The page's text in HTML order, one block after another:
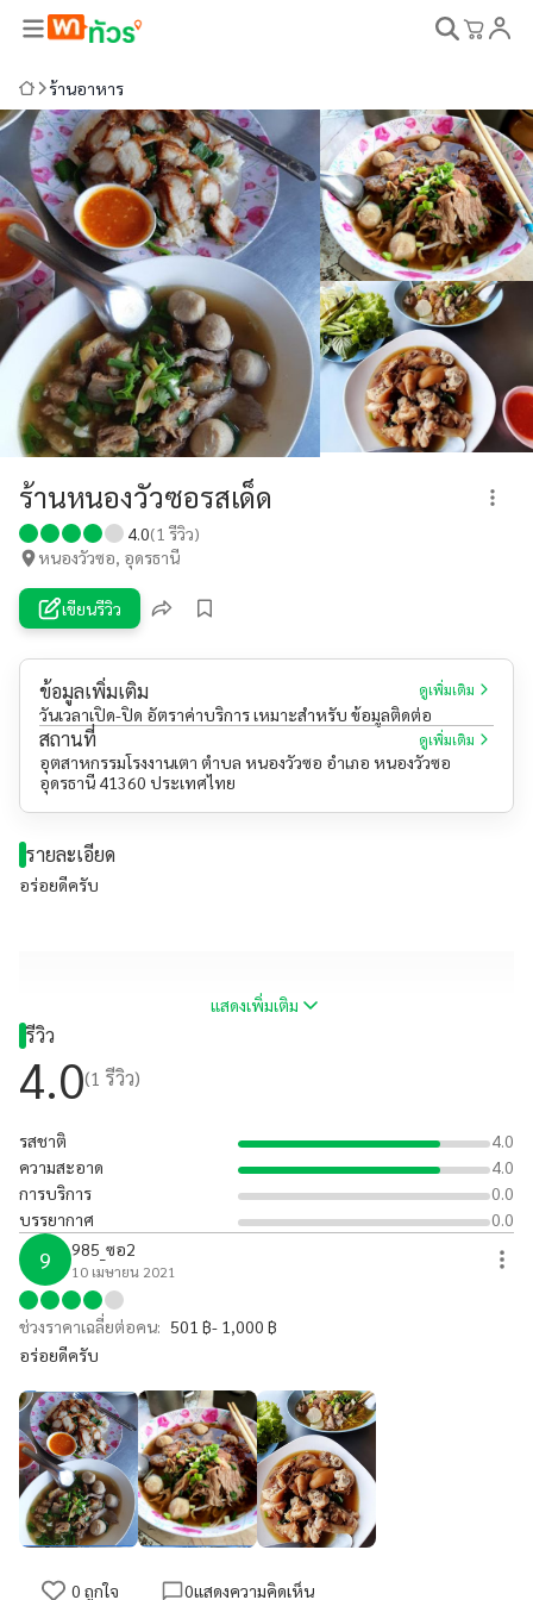
ร้านอาหาร
ร้านหนองวัวซอรสเด็ด
4.0(1 รีวิว)
หนองวัวซอ, อุดรธานี
เขียนรีวิว
ข้อมูลเพิ่มเติม ดูเพิ่มเติม
วันเวลาเปิด-ปิด อัตราค่าบริการ เหมาะสำหรับ ข้อมูลติดต่อ
สถานที่ ดูเพิ่มเติม
อุตสาหกรรมโรงงานเตา ตำบล หนองวัวซอ อำเภอ หนองวัวซอ
อุดรธานี 41360 ประเทศไทย
รายละเอียด
อร่อยดีครับ
แสดงเพิ่มเติม
รีวิว
4.0(1 รีวิว)
รสชาติ
4.0
ความสะอาด
4.0
การบริการ
0.0
บรรยากาศ
0.0
9 985_ซอ2
10 เมษายน 2021
ช่วงราคาเฉลี่ยต่อคน: 501 ฿- 1,000 ฿
อร่อยดีครับ
0 ถูกใจ 0แสดงความคิดเห็น